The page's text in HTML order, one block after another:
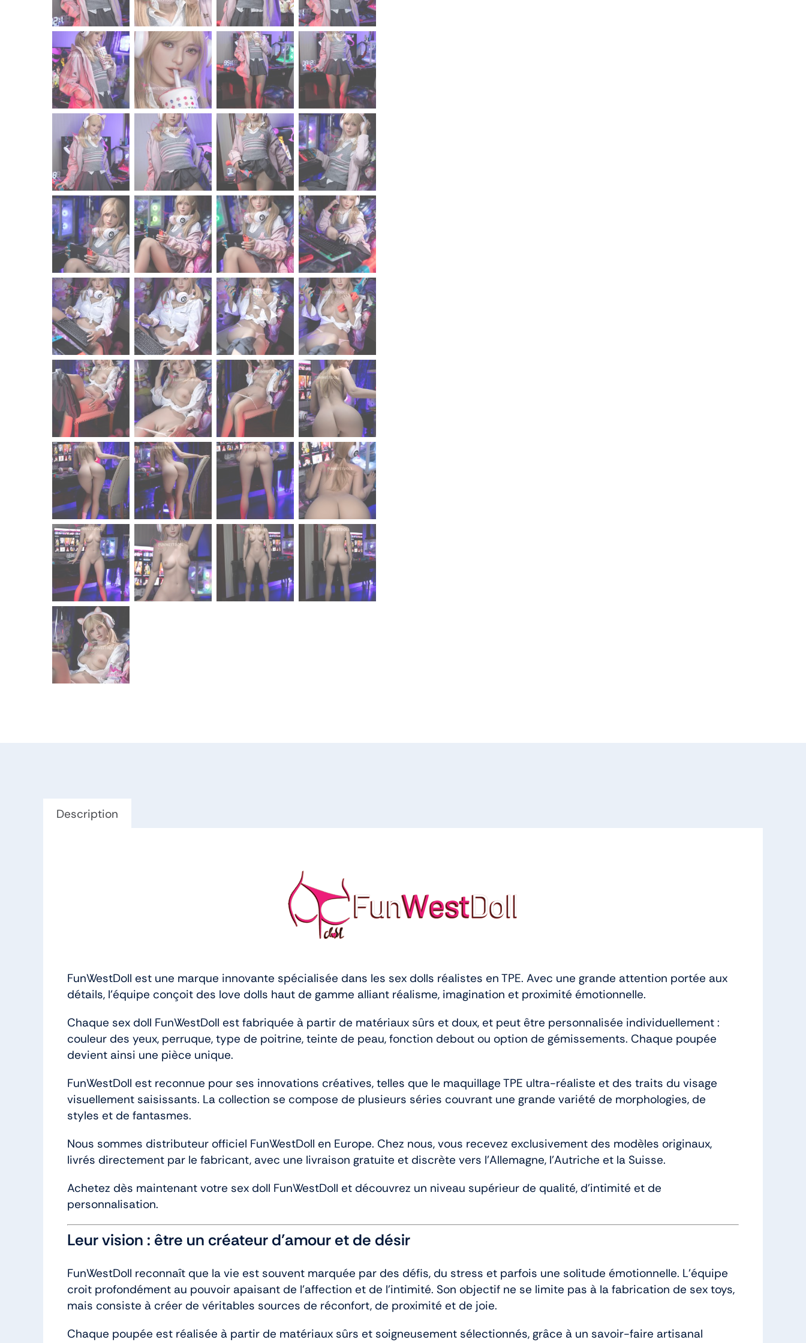
Description
FunWestDoll est une marque innovante spécialisée dans les sex dolls réalistes en TPE. Avec une grande attention portée aux
détails, l’équipe conçoit des love dolls haut de gamme alliant réalisme, imagination et proximité émotionnelle.
Chaque sex doll FunWestDoll est fabriquée à partir de matériaux sûrs et doux, et peut être personnalisée individuellement :
couleur des yeux, perruque, type de poitrine, teinte de peau, fonction debout ou option de gémissements. Chaque poupée
devient ainsi une pièce unique.
FunWestDoll est reconnue pour ses innovations créatives, telles que le maquillage TPE ultra-réaliste et des traits du visage
visuellement saisissants. La collection se compose de plusieurs séries couvrant une grande variété de morphologies, de
styles et de fantasmes.
Nous sommes distributeur officiel FunWestDoll en Europe. Chez nous, vous recevez exclusivement des modèles originaux,
livrés directement par le fabricant, avec une livraison gratuite et discrète vers l’Allemagne, l’Autriche et la Suisse.
Achetez dès maintenant votre sex doll FunWestDoll et découvrez un niveau supérieur de qualité, d’intimité et de
personnalisation.
Leur vision : être un créateur d’amour et de désir
FunWestDoll reconnaît que la vie est souvent marquée par des défis, du stress et parfois une solitude émotionnelle. L’équipe
croit profondément au pouvoir apaisant de l’affection et de l’intimité. Son objectif ne se limite pas à la fabrication de sex toys,
mais consiste à créer de véritables sources de réconfort, de proximité et de joie.
Chaque poupée est réalisée à partir de matériaux sûrs et soigneusement sélectionnés, grâce à un savoir-faire artisanal